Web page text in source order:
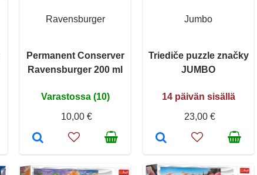
Ravensburger
Permanent Conserver
Ravensburger 200 ml
Varastossa (10)
10,00 €
Jumbo
Triediče puzzle značky
JUMBO
14 päivän sisällä
23,00 €